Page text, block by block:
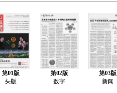
第01版
头版
第02版
数字
第03版
新闻